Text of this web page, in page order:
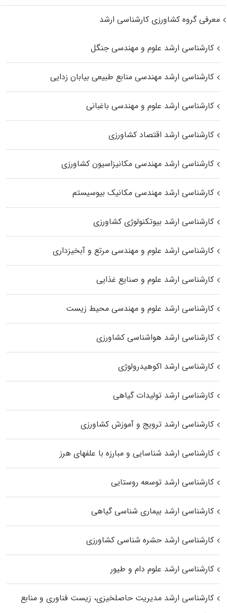
معرفی گروه کشاورزی کارشناسی ارشد
کارشناسی ارشد علوم و مهندسی جنگل
کارشناسی ارشد مهندسی منابع طبیعی بیابان زدایی
کارشناسی ارشد علوم و مهندسی باغبانی
کارشناسی ارشد اقتصاد کشاورزی
کارشناسی ارشد مهندسی مکانیزاسیون کشاورزی
کارشناسی ارشد مهندسی مکانیک بیوسیستم
کارشناسی ارشد بیوتکنولوژی کشاورزی
کارشناسی ارشد علوم و مهندسی مرتع و آبخیزداری
کارشناسی ارشد علوم و صنایع غذایی
کارشناسی ارشد علوم و مهندسی محیط زیست
کارشناسی ارشد هواشناسی کشاورزی
کارشناسی ارشد اکوهیدرولوژی
کارشناسی ارشد تولیدات گیاهی
کارشناسی ارشد ترویج و آموزش کشاورزی
کارشناسی ارشد شناسایی و مبارزه با علفهای هرز
کارشناسی ارشد توسعه روستایی
کارشناسی ارشد بیماری‌ شناسی گیاهی
کارشناسی ارشد حشره‌ شناسی کشاورزی
کارشناسی ارشد علوم دام و طیور
کارشناسی ارشد مدیریت حاصلخیزی، زیست فناوری و منابع